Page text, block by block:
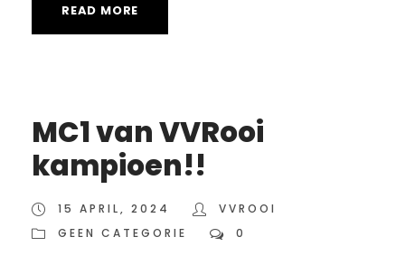
READ MORE
MC1 van VVRooi
kampioen!!
15 APRIL, 2024
VVROOI
GEEN CATEGORIE
0